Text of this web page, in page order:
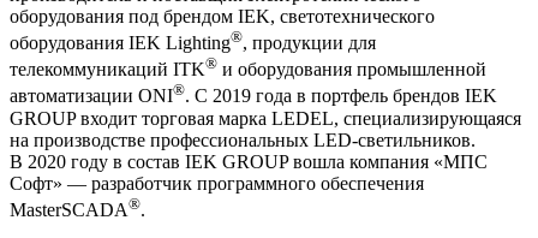
оборудования под брендом IEK, светотехнического
оборудования IEK Lighting®, продукции для
телекоммуникаций ITK® и оборудования промышленной
автоматизации ONI®. С 2019 года в портфель брендов IEK
GROUP входит торговая марка LEDEL, специализирующаяся
на производстве профессиональных LED-светильников.
В 2020 году в состав IEK GROUP вошла компания «МПС
Софт» — разработчик программного обеспечения
MasterSCADA®.